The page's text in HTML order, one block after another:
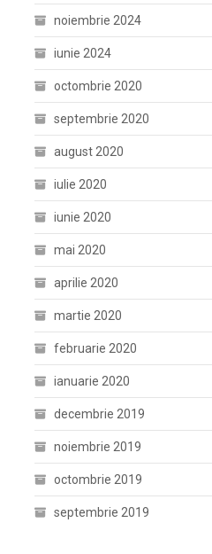
noiembrie 2024
iunie 2024
octombrie 2020
septembrie 2020
august 2020
iulie 2020
iunie 2020
mai 2020
aprilie 2020
martie 2020
februarie 2020
ianuarie 2020
decembrie 2019
noiembrie 2019
octombrie 2019
septembrie 2019